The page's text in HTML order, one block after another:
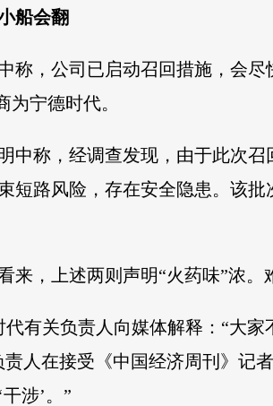
船会翻
称，公司已启动召回措施，会尽
为宁德时代。
中称，经调查发现，由于此次
短路风险，存在安全隐患。该
来，上述两则声明“火药味”浓
代有关负责人向媒体解释：“大
人在接受《中国经济周刊》记
涉’。”